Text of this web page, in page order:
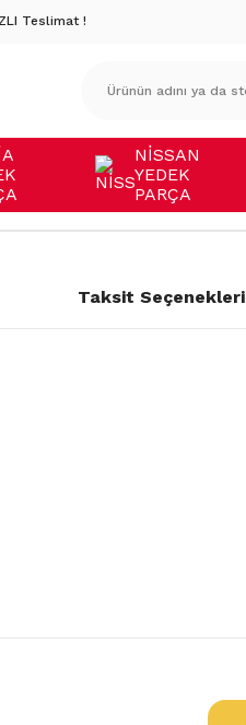
Teslimat !
NİSSAN
YEDEK
PARÇA
Taksit Seçenekleri